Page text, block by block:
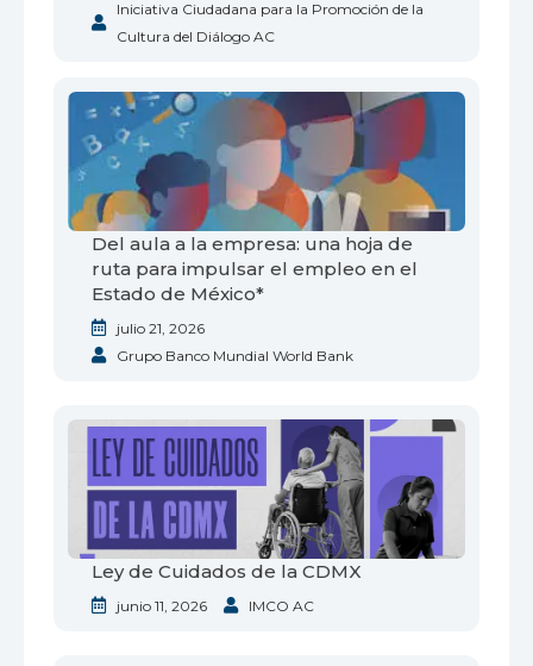
Iniciativa Ciudadana para la Promoción de la
Cultura del Diálogo AC
Del aula a la empresa: una hoja de
ruta para impulsar el empleo en el
Estado de México*
julio 21, 2026
Grupo Banco Mundial World Bank
Ley de Cuidados de la CDMX
junio 11, 2026 IMCO AC